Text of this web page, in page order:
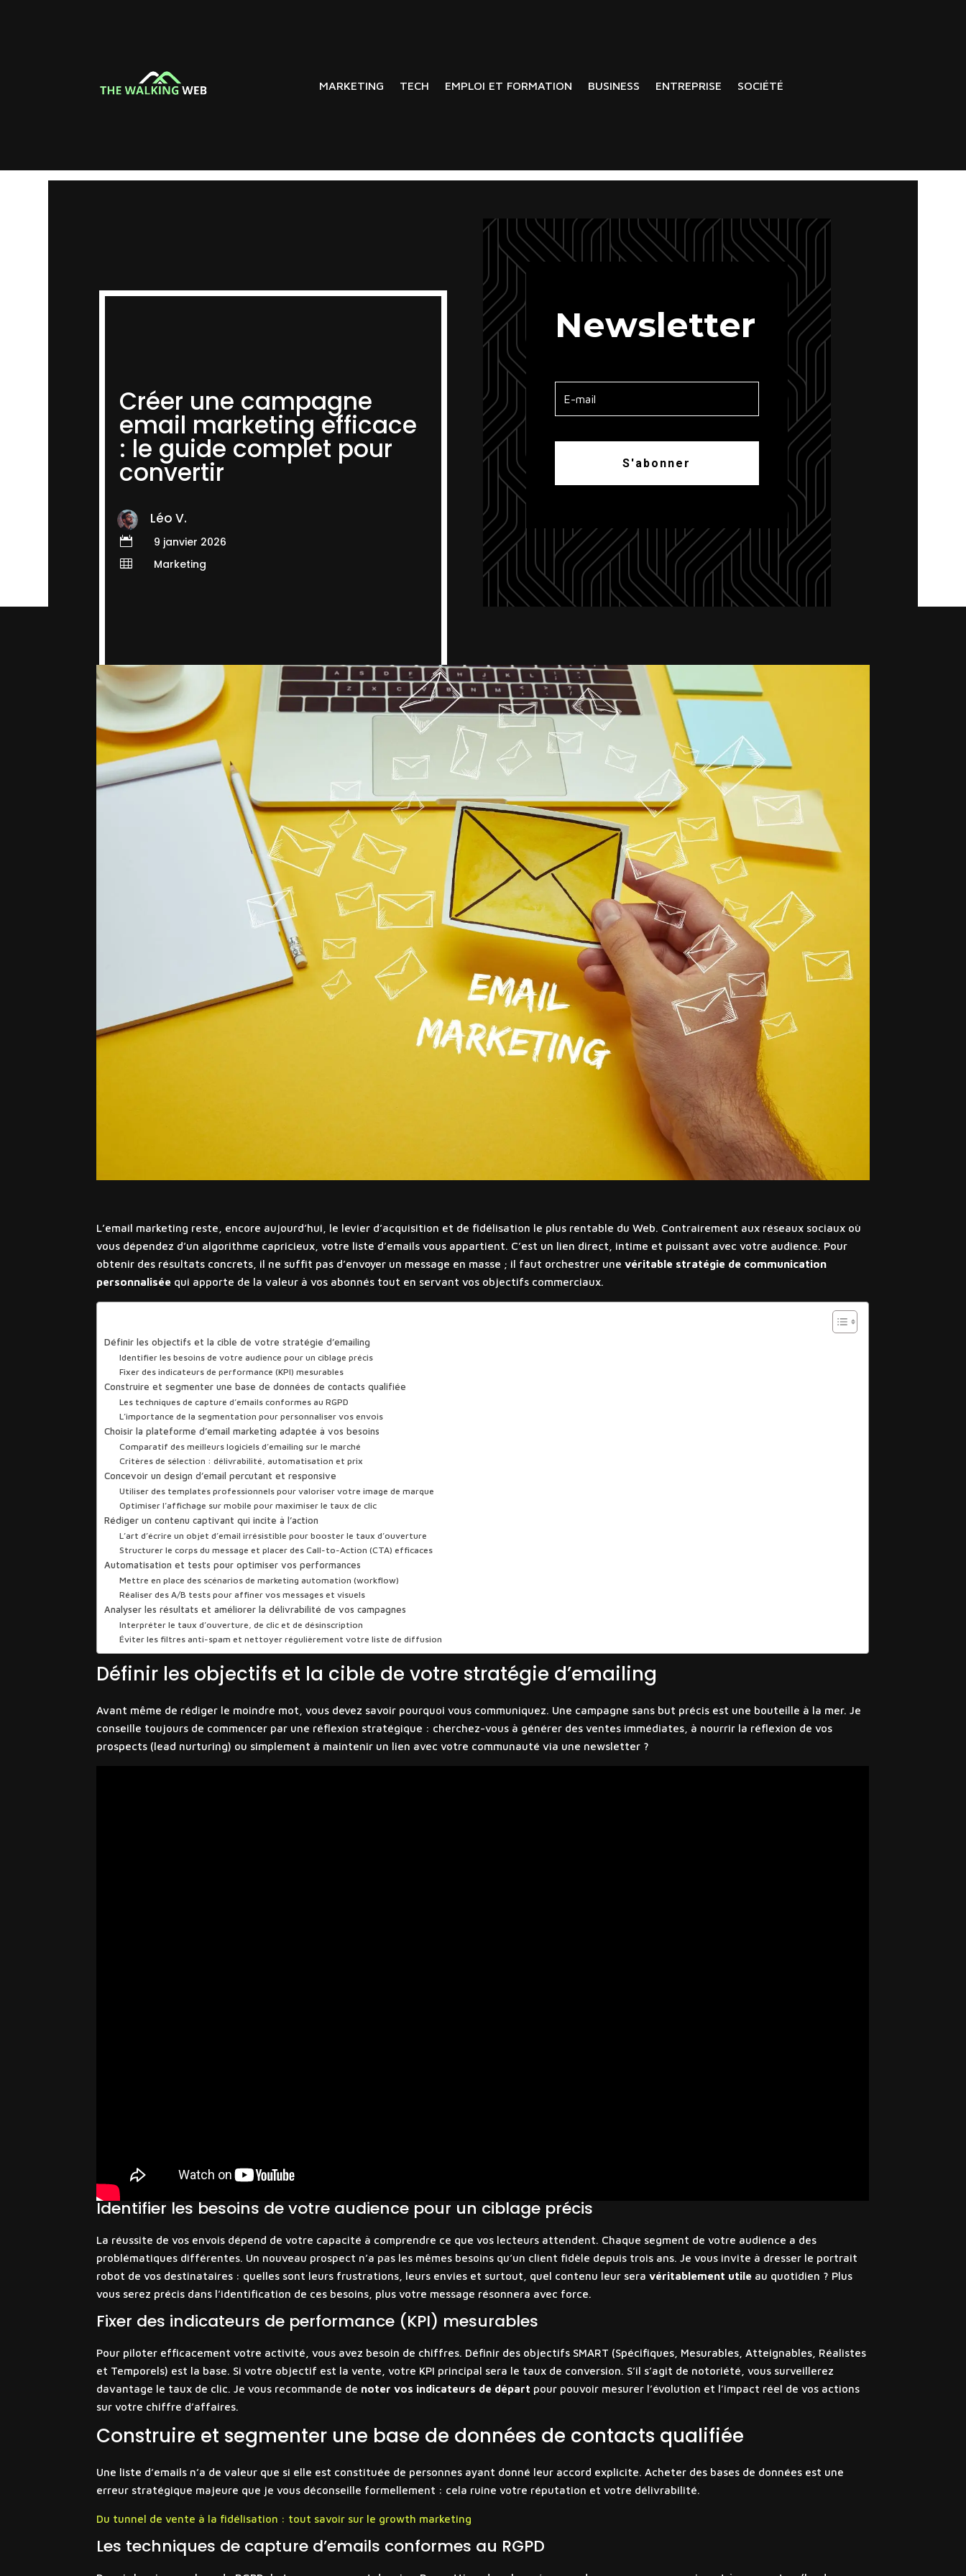
MARKETING TECH EMPLOI ET FORMATION BUSINESS ENTREPRISE SOCIÉTÉ
Créer une campagne
email marketing efficace
: le guide complet pour
convertir
Léo V.
 9 janvier 2026
 Marketing
Newsletter
S'abonner
L’email marketing reste, encore aujourd’hui, le levier d’acquisition et de fidélisation le plus rentable du Web. Contrairement aux réseaux sociaux où
vous dépendez d’un algorithme capricieux, votre liste d’emails vous appartient. C’est un lien direct, intime et puissant avec votre audience. Pour
obtenir des résultats concrets, il ne suffit pas d’envoyer un message en masse ; il faut orchestrer unevéritable stratégie de communication
personnalisée qui apporte de la valeur à vos abonnés tout en servant vos objectifs commerciaux.
Définir les objectifs et la cible de votre stratégie d’emailing
Identifier les besoins de votre audience pour un ciblage précis
Fixer des indicateurs de performance (KPI) mesurables
Construire et segmenter une base de données de contacts qualifiée
Les techniques de capture d’emails conformes au RGPD
L’importance de la segmentation pour personnaliser vos envois
Choisir la plateforme d’email marketing adaptée à vos besoins
Comparatif des meilleurs logiciels d’emailing sur le marché
Critères de sélection : délivrabilité, automatisation et prix
Concevoir un design d’email percutant et responsive
Utiliser des templates professionnels pour valoriser votre image de marque
Optimiser l’affichage sur mobile pour maximiser le taux de clic
Rédiger un contenu captivant qui incite à l’action
L’art d’écrire un objet d’email irrésistible pour booster le taux d’ouverture
Structurer le corps du message et placer des Call-to-Action (CTA) efficaces
Automatisation et tests pour optimiser vos performances
Mettre en place des scénarios de marketing automation (workflow)
Réaliser des A/B tests pour affiner vos messages et visuels
Analyser les résultats et améliorer la délivrabilité de vos campagnes
Interpréter le taux d’ouverture, de clic et de désinscription
Éviter les filtres anti-spam et nettoyer régulièrement votre liste de diffusion
Définir les objectifs et la cible de votre stratégie d’emailing
Avant même de rédiger le moindre mot, vous devez savoir pourquoi vous communiquez. Une campagne sans but précis est une bouteille à la mer. Je
conseille toujours de commencer par une réflexion stratégique : cherchez-vous à générer des ventes immédiates, à nourrir la réflexion de vos
prospects (lead nurturing) ou simplement à maintenir un lien avec votre communauté via une newsletter ?
Identifier les besoins de votre audience pour un ciblage précis
La réussite de vos envois dépend de votre capacité à comprendre ce que vos lecteurs attendent. Chaque segment de votre audience a des
problématiques différentes. Un nouveau prospect n’a pas les mêmes besoins qu’un client fidèle depuis trois ans. Je vous invite à dresser le portrait
robot de vos destinataires : quelles sont leurs frustrations, leurs envies et surtout, quel contenu leur seravéritablement utile au quotidien ? Plus
vous serez précis dans l’identification de ces besoins, plus votre message résonnera avec force.
Fixer des indicateurs de performance (KPI) mesurables
Pour piloter efficacement votre activité, vous avez besoin de chiffres. Définir des objectifs SMART (Spécifiques, Mesurables, Atteignables, Réalistes
et Temporels) est la base. Si votre objectif est la vente, votre KPI principal sera le taux de conversion. S’il s’agit de notoriété, vous surveillerez
davantage le taux de clic. Je vous recommande de noter vos indicateurs de départ pour pouvoir mesurer l’évolution et l’impact réel de vos actions
sur votre chiffre d’affaires.
Construire et segmenter une base de données de contacts qualifiée
Une liste d’emails n’a de valeur que si elle est constituée de personnes ayant donné leur accord explicite. Acheter des bases de données est une
erreur stratégique majeure que je vous déconseille formellement : cela ruine votre réputation et votre délivrabilité.
Du tunnel de vente à la fidélisation : tout savoir sur le growth marketing
Les techniques de capture d’emails conformes au RGPD